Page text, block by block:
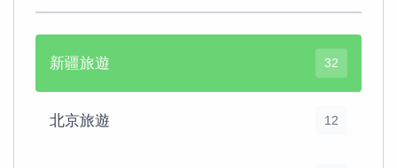
新疆旅遊 32
北京旅遊 12